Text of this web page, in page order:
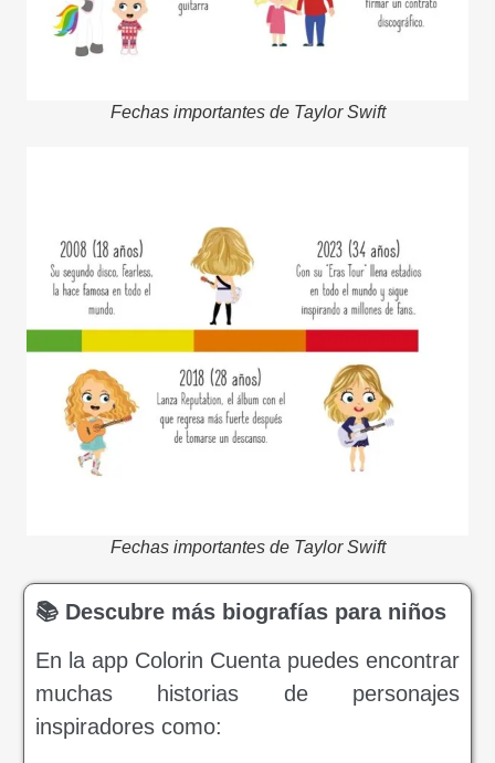
Fechas importantes de Taylor Swift
Fechas importantes de Taylor Swift
📚 Descubre más biografías para niños
En la app Colorin Cuenta puedes encontrar
muchas historias de personajes
inspiradores como: